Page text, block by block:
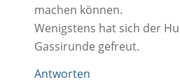
machen können.
Wenigstens hat sich der
Gassirunde gefreut.
Antworten